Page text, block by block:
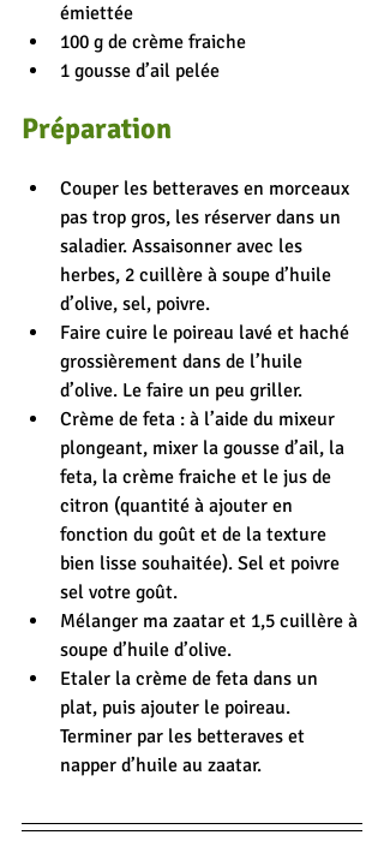
émiettée
100 g de crème fraiche
1 gousse d’ail pelée
Préparation
Couper les betteraves en morceaux
pas trop gros, les réserver dans un
saladier. Assaisonner avec les
herbes, 2 cuillère à soupe d’huile
d’olive, sel, poivre.
Faire cuire le poireau lavé et haché
grossièrement dans de l’huile
d’olive. Le faire un peu griller.
Crème de feta : à l’aide du mixeur
plongeant, mixer la gousse d’ail, la
feta, la crème fraiche et le jus de
citron (quantité à ajouter en
fonction du goût et de la texture
bien lisse souhaitée). Sel et poivre
sel votre goût.
Mélanger ma zaatar et 1,5 cuillère à
soupe d’huile d’olive.
Etaler la crème de feta dans un
plat, puis ajouter le poireau.
Terminer par les betteraves et
napper d’huile au zaatar.